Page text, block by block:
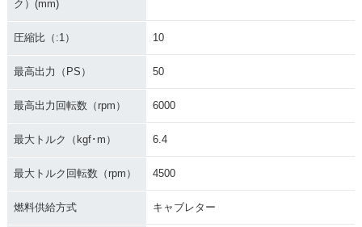
ク）(mm)
圧縮比（:1） 10
最高出力（PS） 50
最高出力回転数（rpm） 6000
最大トルク（kgf･m） 6.4
最大トルク回転数（rpm） 4500
燃料供給方式 キャブレター